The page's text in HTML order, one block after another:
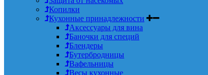
Копилки
Кухонные принадлежности
Аксессуары для вина
Баночки для специй
Блендеры
Бутербродницы
Вафельницы
Весы кухонные